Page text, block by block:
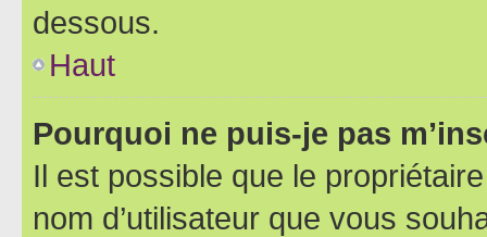
dessous.
Haut
Pourquoi ne puis-je pas
Il est possible que le
nom d’utilisateur que vous